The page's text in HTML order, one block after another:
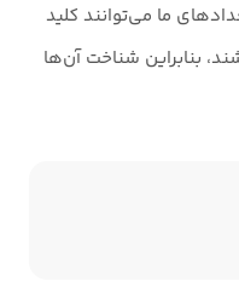
ما می‌توانند کلید
بنابراین شناخت آن‌ها